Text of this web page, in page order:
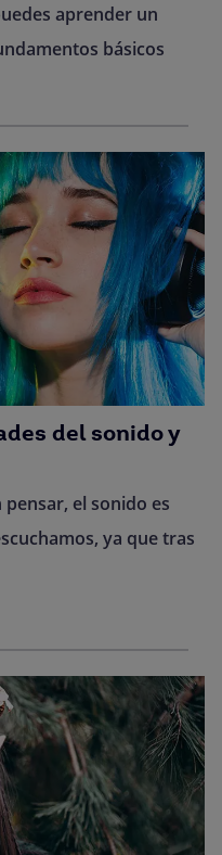
aprender un
básicos
del sonido y
el sonido es
ya que tras